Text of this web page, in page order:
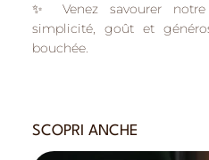
✨ Venez savourer
simplicité, goût et
bouchée.
SCOPRI ANCHE